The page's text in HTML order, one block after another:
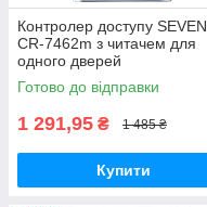
Контролер доступу SEVEN
CR-7462m з читачем для
одного дверей
Готово до відправки
1 291,95 ₴ 1 485 ₴
Купити